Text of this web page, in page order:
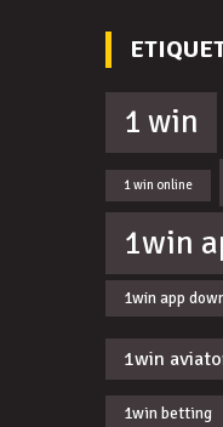
1 win
1 win online
1win
1win app
1win
1win betting